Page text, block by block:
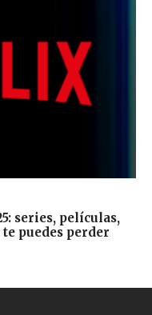
series, películas,
puedes perder